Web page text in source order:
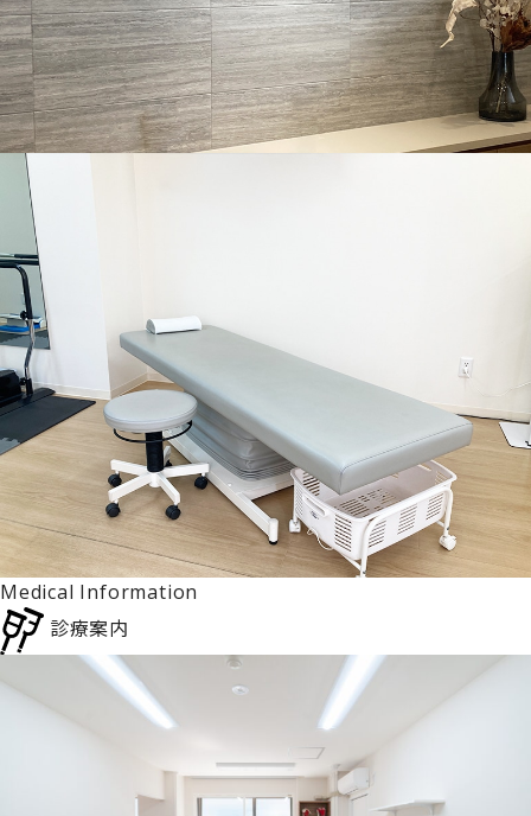
Medical Information
診療案内